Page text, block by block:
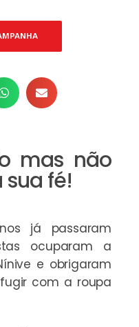
mas não
fé!
já passaram
ocuparam a
e obrigaram
com a roupa